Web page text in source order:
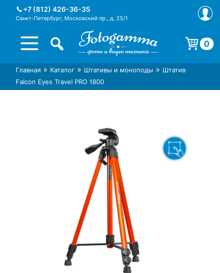
+7 (812) 426-36-35
Санкт-Петербург, Московский пр., д. 25/1
Интернет-магазин фототехники
Foto-Gamma в СПб
Магазин фотоаксессуаров foto-
gamma.ru
0
Корзина пуста.
Главная » Каталог » Штативы и моноподы » Штатив
Falcon Eyes Travel PRO 1800